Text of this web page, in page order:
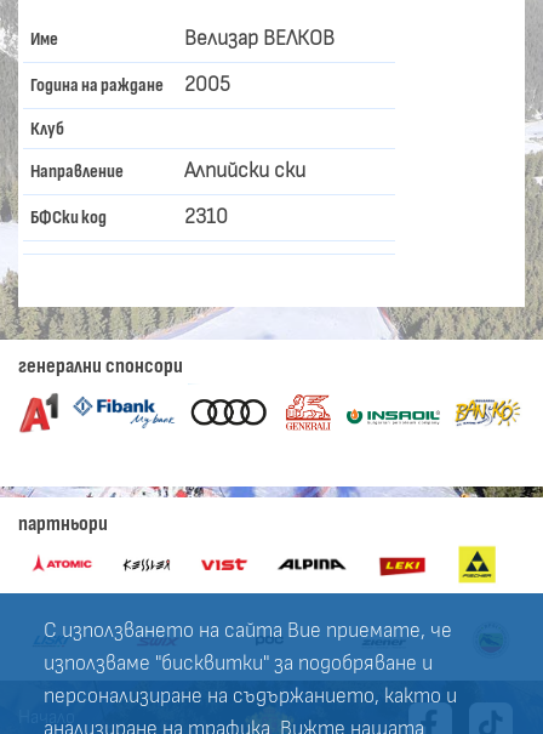
С използването на сайта Вие приемате, че
използваме "бисквитки" за подобряване и
персонализиране на съдържанието, както и
анализиране на трафика. Вижте нашата
Име Велизар ВЕЛКОВ
Година на раждане 2005
Клуб
Направление Алпийски ски
БФСки код 2310
генерални спонсори
партньори